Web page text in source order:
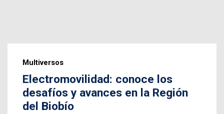
Multiversos
Electromovilidad: conoce los
desafíos y avances en la Región
del Biobío